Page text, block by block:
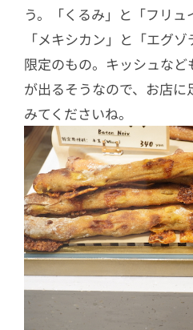
う。「くるみ」と「フリュ
「メキシカン」と「エグ
限定のもの。キッシュな
が出るそうなので、お店に
みてくださいね。